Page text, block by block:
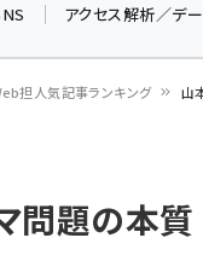
アクセス解析／デ
担人気記事ランキング 山
問題の本質
▼申し込みはこちら